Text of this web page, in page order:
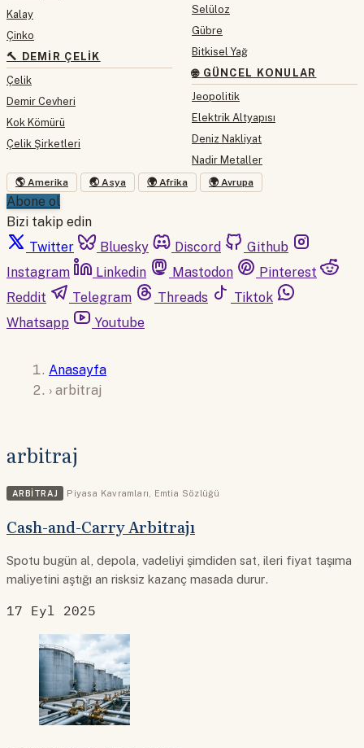
Kalay
Çinko
🔨 DEMIR ÇELIK
Çelik
Demir Cevheri
Kok Kömürü
Çelik Şirketleri
Selüloz
Gübre
Bitkisel Yağ
🌐 GÜNCEL KONULAR
Jeopolitik
Elektrik Altyapısı
Deniz Nakliyat
Nadir Metaller
🌎 Amerika 🌏 Asya 🌍 Afrika 🌍 Avrupa
Abone ol
Bizi takip edin
Twitter
Bluesky Discord
Github
Instagram
Linkedin Mastodon
Pinterest
Reddit
Telegram Threads
Tiktok
Whatsapp
Youtube
Anasayfa
› arbitraj
arbitraj
ARBITRAJ Piyasa Kavramları, Emtia Sözlüğü
Cash-and-Carry Arbitrajı
Spotu bugün al, depola, vadeliyi şimdiden sat, ileri fiyat taşıma
maliyetini aştığı an risksiz kazanç masada durur.
17 Eyl 2025